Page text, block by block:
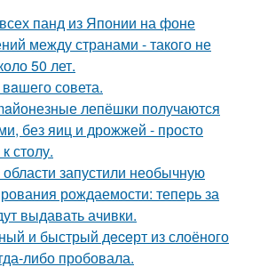
панд из Японии на фоне
между странами - такого не
50 лет.
совета.
лепёшки получаются
без яиц и дрожжей - просто
столу.
запустили необычную
рождаемости: теперь за
выдавать ачивки.
и быстрый дeceрт из слоёного
либо пробовала.